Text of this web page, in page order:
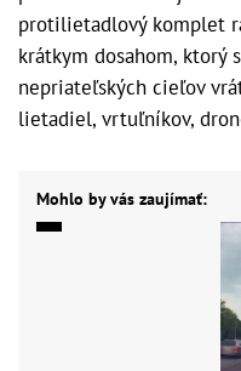
protilietadlový komplet
krátkym dosahom, ktorý
nepriateľských cieľov
lietadiel, vrtuľníkov,
Mohlo by vás zaujímať: